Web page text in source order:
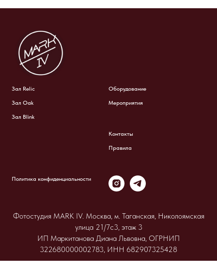
Зал Relic
Зал Oak
Зал Blink
Оборудование
Мероприятия
Контакты
Правила
Политика конфиденциальности
Фотостудия MARK IV. Москва, м. Таганская, Николоямская
улица 21/7с3, этаж 3
ИП Маркитанова Диана Львовна, ОГРНИП
322680000002783, ИНН 682907325428